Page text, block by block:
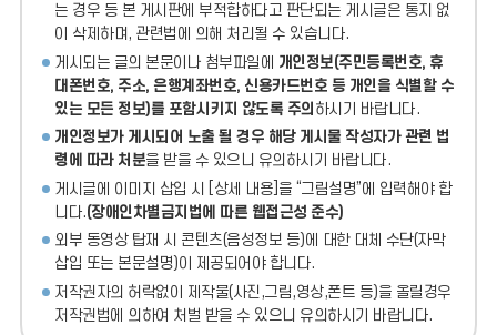
는 경우 등 본 게시판에 부적합하다고 판단되는 게시글은 통지 없
이 삭제하며, 관련법에 의해 처리될 수 있습니다.
게시되는 글의 본문이나 첨부파일에 개인정보(주민등록번호, 휴
대폰번호, 주소, 은행계좌번호, 신용카드번호 등 개인을 식별할 수
있는 모든 정보)를 포함시키지 않도록 주의 하시기 바랍니다.
개인정보가 게시되어 노출 될 경우 해당 게시물 작성자가 관련 법
령에 따라 처분을 받을 수 있으니 유의하시기 바랍니다.
게시글에 이미지 삽입 시 [상세 내용]을 “그림설명”에 입력해야 합
니다.(장애인차별금지법에 따른 웹접근성 준수)
외부 동영상 탑재 시 콘텐츠(음성정보 등)에 대한 대체 수단(자막
삽입 또는 본문설명)이 제공되어야 합니다.
저작권자의 허락없이 제작물(사진,그림,영상,폰트 등)을 올릴경우
저작권법에 의하여 처벌 받을 수 있으니 유의하시기 바랍니다.